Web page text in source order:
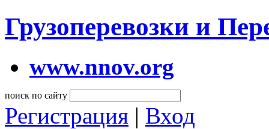
Грузоперевозки и
www.nnov.org
поиск по сайту
Регистрация | Вход